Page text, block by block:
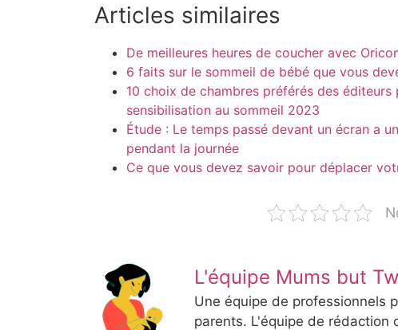
Articles similaires
De meilleures heures de coucher avec
6 faits sur le sommeil de bébé que vous
10 choix de chambres préférés des
sensibilisation au sommeil 2023
Étude : Le temps passé devant un écran a
pendant la journée
Ce que vous devez savoir pour déplacer
L'équipe Mums but
Une équipe de professionnels
parents. L'équipe de rédaction